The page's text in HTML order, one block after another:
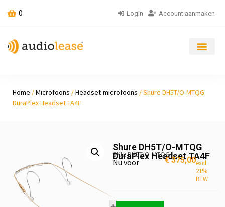
0 Login Account aanmaken
Home /Microfoons /Headset-microfoons / Shure DH5T/O-MTQG
DuraPlex Headset TA4F
Shure DH5T/O-MTQG
DuraPlex Headset TA4F
SKU: DH5T/O-MTQG
Nu voor €375,00excl.
21%
BTW